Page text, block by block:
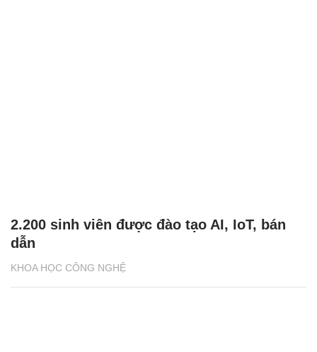
KHOA HỌC CÔNG NGHỆ
2.200 sinh viên được đào tạo AI, IoT, bán
dẫn